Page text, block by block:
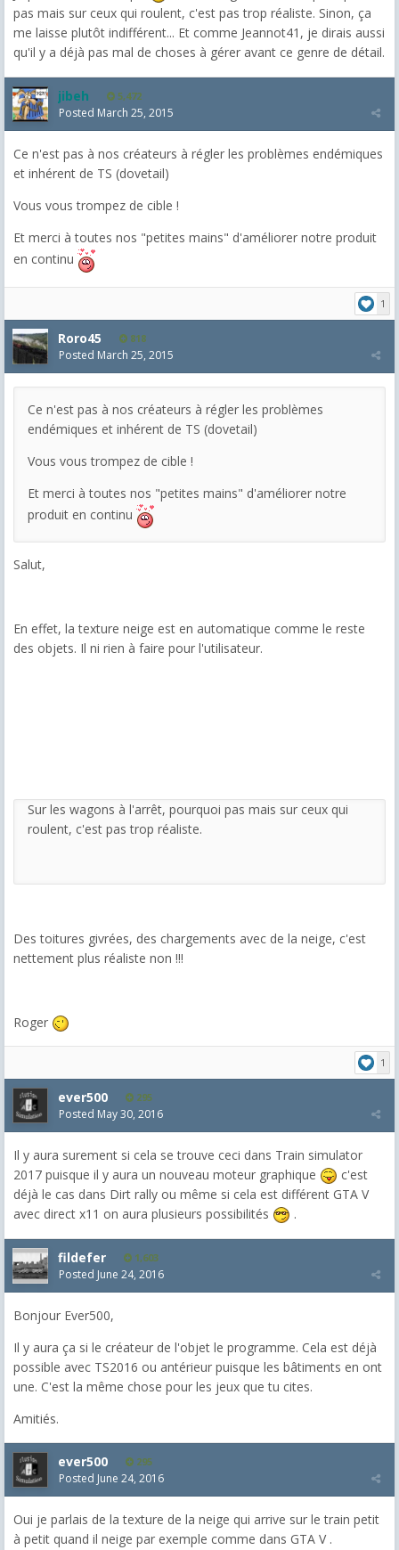
pas mais sur ceux qui roulent, c'est pas trop réaliste. Sinon, ça
me laisse plutôt indifférent... Et comme Jeannot41, je dirais aussi
qu'il y a déjà pas mal de choses à gérer avant ce genre de détail.
jibeh 5,472
Posted March 25, 2015
Ce n'est pas à nos créateurs à régler les problèmes endémiques
et inhérent de TS (dovetail)
Vous vous trompez de cible !
Et merci à toutes nos "petites mains" d'améliorer notre produit
en continu
1
Roro45 818
Posted March 25, 2015
Ce n'est pas à nos créateurs à régler les problèmes
endémiques et inhérent de TS (dovetail)
Vous vous trompez de cible !
Et merci à toutes nos "petites mains" d'améliorer notre
produit en continu
Salut,
En effet, la texture neige est en automatique comme le reste
des objets. Il ni rien à faire pour l'utilisateur.
Sur les wagons à l'arrêt, pourquoi pas mais sur ceux qui
roulent, c'est pas trop réaliste.
Des toitures givrées, des chargements avec de la neige, c'est
nettement plus réaliste non !!!
Roger
1
ever500 295
Posted May 30, 2016
Il y aura surement si cela se trouve ceci dans Train simulator
2017 puisque il y aura un nouveau moteur graphique
c'est
déjà le cas dans Dirt rally ou même si cela est différent GTA V
avec direct x11 on aura plusieurs possibilités
.
fildefer 1,603
Posted June 24, 2016
Bonjour Ever500,
Il y aura ça si le créateur de l'objet le programme. Cela est déjà
possible avec TS2016 ou antérieur puisque les bâtiments en ont
une. C'est la même chose pour les jeux que tu cites.
Amitiés.
ever500 295
Posted June 24, 2016
Oui je parlais de la texture de la neige qui arrive sur le train petit
à petit quand il neige par exemple comme dans GTA V .